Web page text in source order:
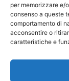
per memorizzare e/
consenso a queste
comportamento di
acconsentire o
caratteristiche e